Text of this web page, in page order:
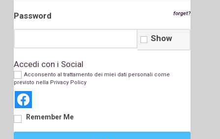
Password forget?
Show
Accedi con i Social
Acconsento al trattamento dei miei dati personali come
previsto nella Privacy Policy
Remember Me